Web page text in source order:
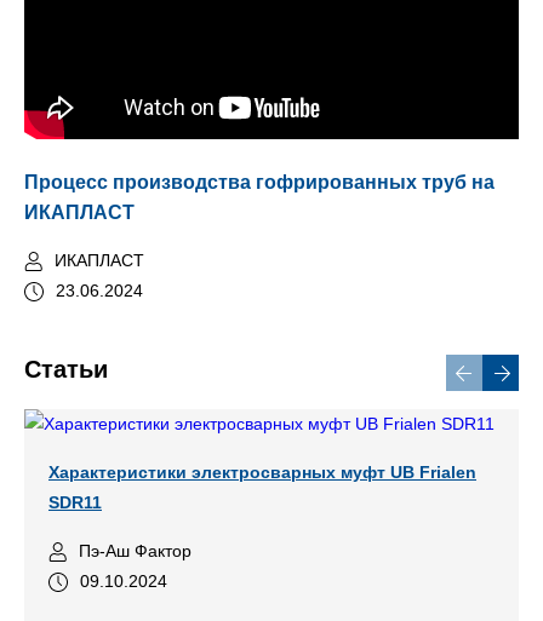
Процесс производства гофрированных труб на
ИКАПЛАСТ
ИКАПЛАСТ
23.06.2024
Статьи
Характеристики электросварных муфт UB Frialen
SDR11
Пэ-Аш Фактор
09.10.2024